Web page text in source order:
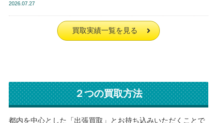
2026 07.27
買取実績一覧を見る
２つの買取方法
都内を中心とした「出張買取」とお持ち込みいただくことで